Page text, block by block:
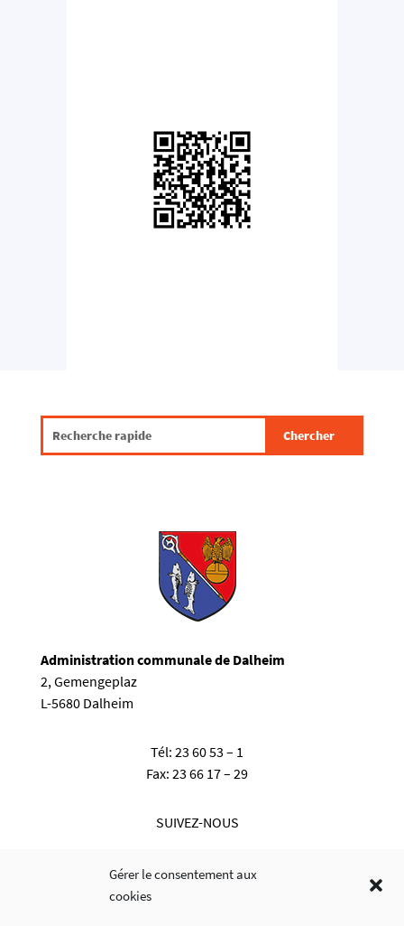
Gérer le consentement aux
cookies
Administration communale de Dalheim
2, Gemengeplaz
L-5680 Dalheim
Tél:23 60 53 – 1
Fax:23 66 17 – 29
SUIVEZ-NOUS